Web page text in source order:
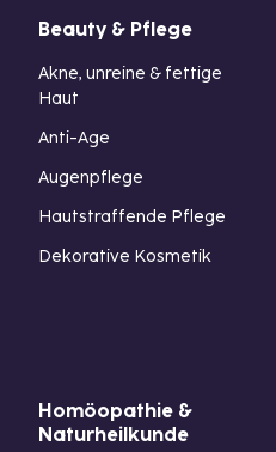
Beauty & Pflege
Akne, unreine & fettige
Haut
Anti-Age
Augenpflege
Hautstraffende Pflege
Dekorative Kosmetik
Homöopathie &
Naturheilkunde